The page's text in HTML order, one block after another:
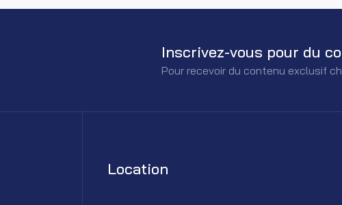
Inscrivez-vous pour du
Pour recevoir du contenu exclusif
Location